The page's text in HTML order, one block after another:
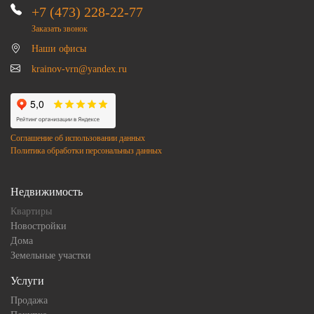
+7 (473) 228-22-77
Заказать звонок
Наши офисы
krainov-vrn@yandex.ru
Соглашение об использовании данных
Политика обработки персональныз данных
Недвижимость
Квартиры
Новостройки
Дома
Земельные участки
Услуги
Продажа